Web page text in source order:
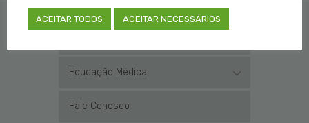
Educação Médica
Fale Conosco
ACEITAR TODOS ACEITAR NECESSÁRIOS